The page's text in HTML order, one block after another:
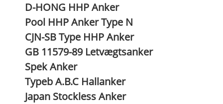
D-HONG HHP Anker
Pool HHP Anker Type N
CJN-SB Type HHP Anker
GB 11579-89 Letvægtsanker
Spek Anker
Typeb A.B.C Hallanker
Japan Stockless Anker